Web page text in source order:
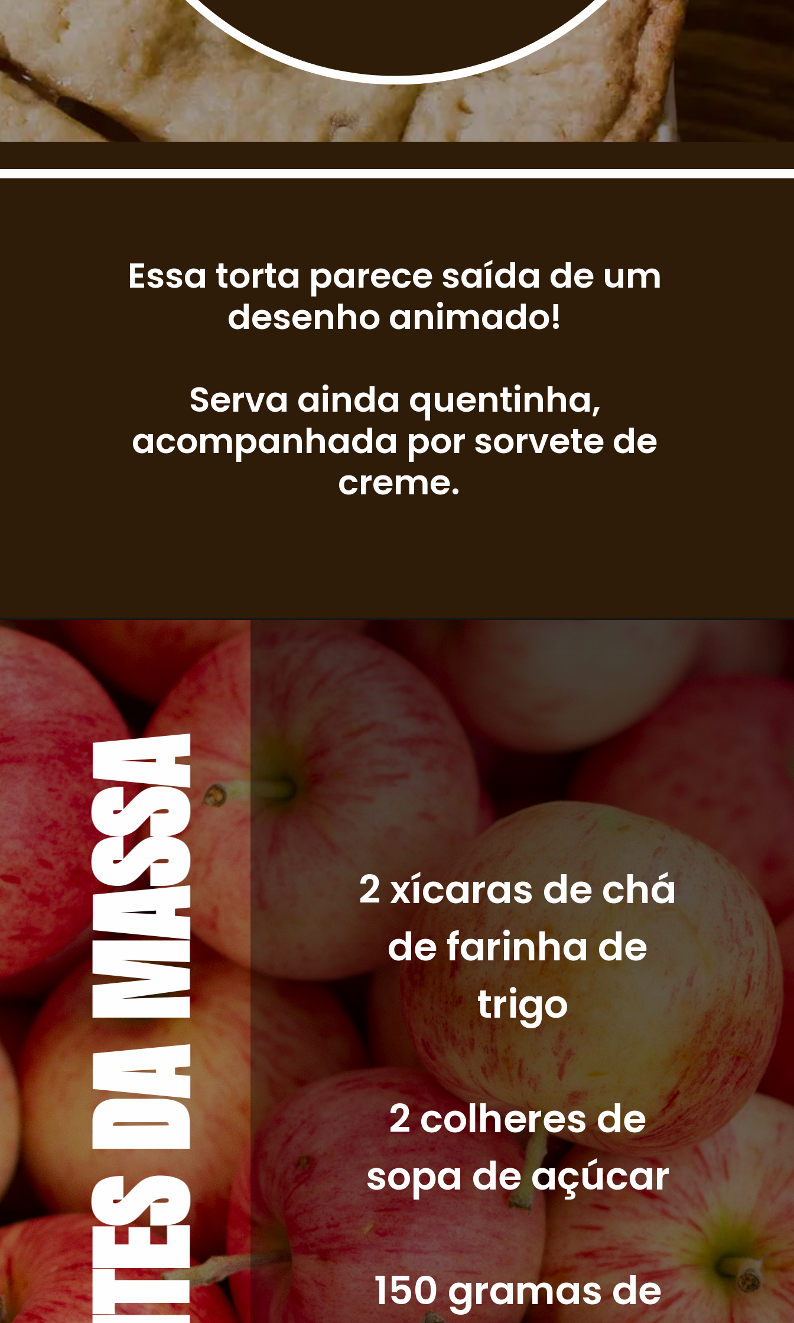
Essa torta parece saída de um
desenho animado!
Serva ainda quentinha,
acompanhada por sorvete de
creme.
2 xícaras de chá
de farinha de
trigo
2 colheres de
sopa de açúcar
150 gramas de